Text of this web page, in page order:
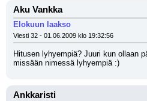
Aku Vankka
Elokuun laakso
Viesti 32 - 01.06.2009 klo 19:32:56
Hitusen lyhyempiä? Juuri kun ollaan
missään nimessä lyhyempiä :)
Ankkaristi